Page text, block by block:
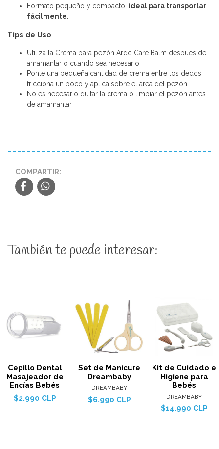
Formato pequeño y compacto, ideal para transportar
fácilmente
Tips de Uso
Utiliza la Crema para pezón Ardo Care Balm después de
amamantar o cuando sea necesario.
Ponte una pequeña cantidad de crema entre los dedos,
fricciona un poco y aplica sobre el área del pezón.
No es necesario quitar la crema o limpiar el pezón antes
de amamantar.
COMPARTIR:
También te puede interesar:
Cepillo Dental
Masajeador de
Encías Bebés
$2.990 CLP
Set de Manicure
Dreambaby
DREAMBABY
$6.990 CLP
Kit de Cuidado e
Higiene para
Bebés
DREAMBABY
$14.990 CLP